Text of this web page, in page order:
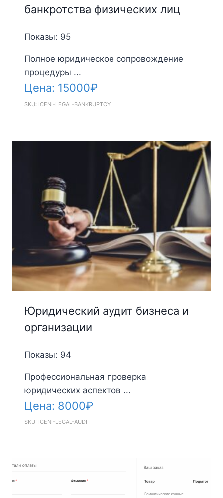
банкротства физических лиц
Показы: 95
Полное юридическое сопровождение
процедуры ...
Цена: 15000₽
SKU: ICENI-LEGAL-BANKRUPTCY
Юридический аудит бизнеса и
организации
Показы: 94
Профессиональная проверка
юридических аспектов ...
Цена: 8000₽
SKU: ICENI-LEGAL-AUDIT